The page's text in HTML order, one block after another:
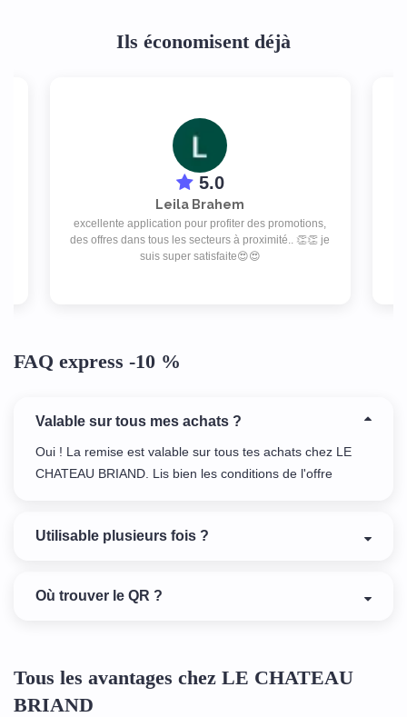
Ils économisent déjà
5.0
Leila Brahem
excellente application pour profiter des promotions,
des offres dans tous les secteurs à proximité.. 👏👏 je
suis super satisfaite😍😍
FAQ express -10 %
Valable sur tous mes achats ?
Oui ! La remise est valable sur tous tes achats chez LE
CHATEAU BRIAND. Lis bien les conditions de l'offre
Utilisable plusieurs fois ?
Où trouver le QR ?
Tous les avantages chez LE CHATEAU
BRIAND